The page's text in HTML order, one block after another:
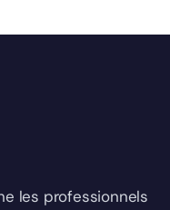
les professionnels